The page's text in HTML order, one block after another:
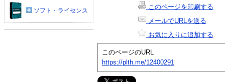
このページを印刷する
メールでURLを送る
お気に入りに追加する
このページのURL
https://plth.me/12400291
ソフト・ライセンス